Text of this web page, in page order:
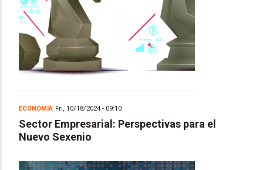
ECONOMÍA Fri, 10/18/2024 - 09:10
Sector Empresarial: Perspectivas para el
Nuevo Sexenio